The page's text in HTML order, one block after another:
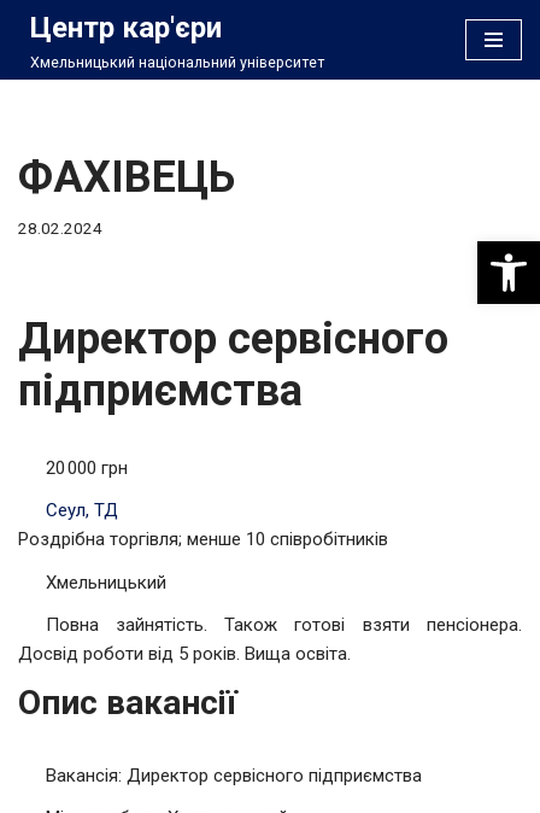
Перейти
Центр кар'єри
Хмельницький національний університет
ФАХІВЕЦЬ
28.02.2024
Директор сервісного
підприємства
20 000 грн
Сеул, ТД
Роздрібна торгівля; менше 10 співробітників
Хмельницький
Повна зайнятість. Також готові взяти пенсіонера.
Досвід роботи від 5 років. Вища освіта.
Опис вакансії
Вакансія: Директор сервісного підприємства